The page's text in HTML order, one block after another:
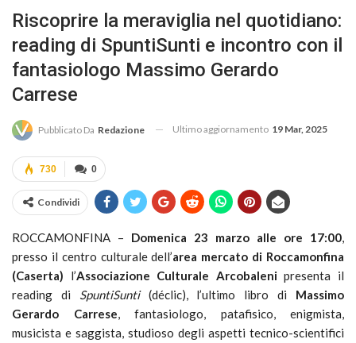
Riscoprire la meraviglia nel quotidiano:
reading di SpuntiSunti e incontro con il
fantasiologo Massimo Gerardo
Carrese
Pubblicato Da Redazione Ultimo aggiornamento 19 Mar, 2025
0
730
Condividi
ROCCAMONFINA – Domenica 23 marzo alle ore 17:00,
presso il centro culturale dell’area mercato di Roccamonfina
(Caserta) l’Associazione Culturale Arcobalenipresenta il
reading di SpuntiSunti(déclic), l’ultimo libro di Massimo
Gerardo Carrese, fantasiologo, patafisico, enigmista,
musicista e saggista, studioso degli aspetti tecnico-scientifici